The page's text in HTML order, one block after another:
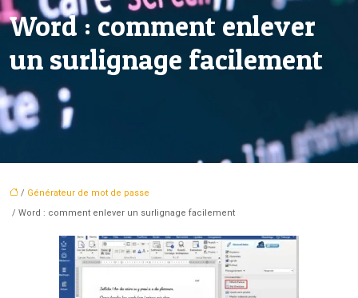
Word : comment enlever
un surlignage facilement
/ Générateur de mot de passe
/ Word : comment enlever un surlignage facilement